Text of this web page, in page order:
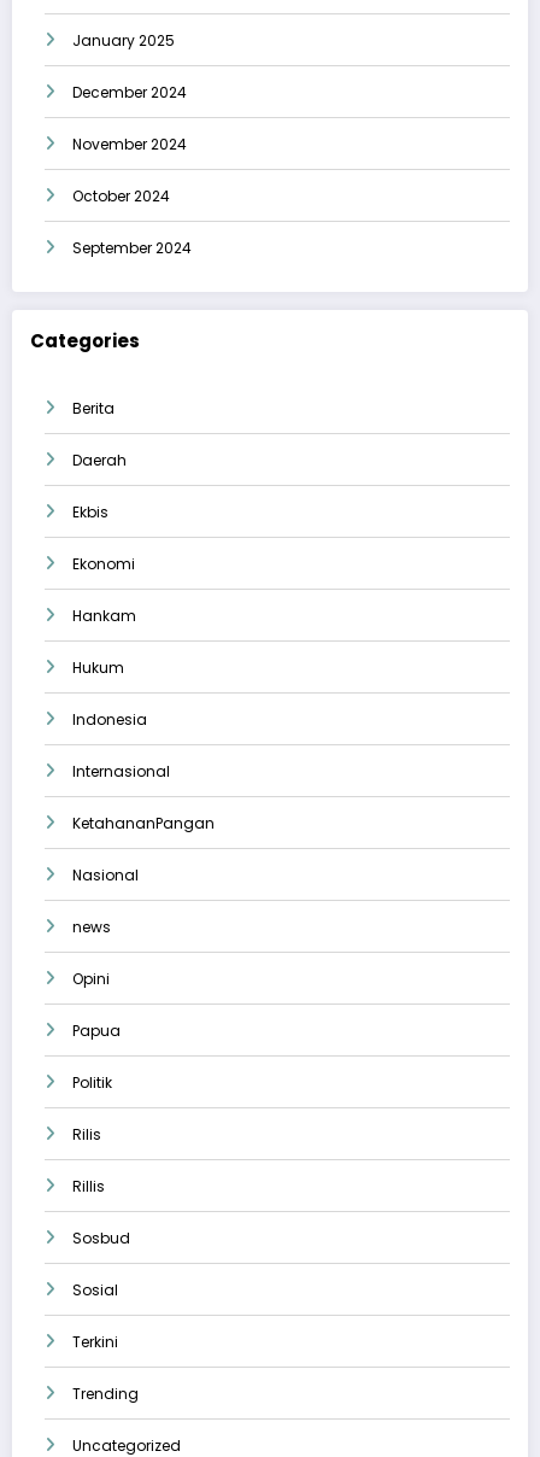
January 2025
December 2024
November 2024
October 2024
September 2024
Categories
Berita
Daerah
Ekbis
Ekonomi
Hankam
Hukum
Indonesia
Internasional
KetahananPangan
Nasional
news
Opini
Papua
Politik
Rilis
Rillis
Sosbud
Sosial
Terkini
Trending
Uncategorized